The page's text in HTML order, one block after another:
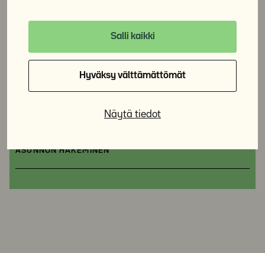
Salli kaikki
Hyväksy välttämättömät
Näytä tiedot
NYKYISELLE ASUKKAALLE
UURAS-TYÖLLISTYMISOHJELMA
ASUNNON HAKEMINEN